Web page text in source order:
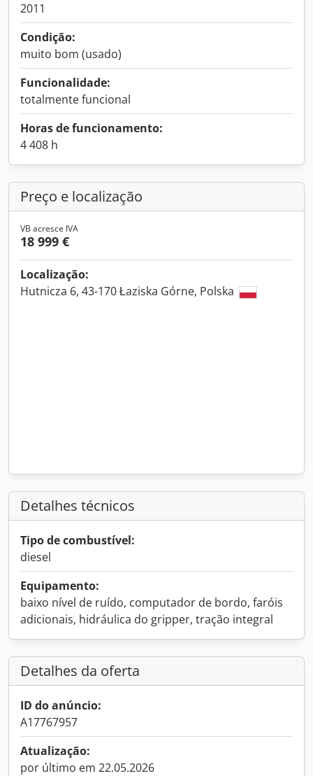
2011
Condição:
muito bom (usado)
Funcionalidade:
totalmente funcional
Horas de funcionamento:
4 408 h
Preço e localização
VB acresce IVA
18 999 €
Localização:
Hutnicza 6, 43-170 Łaziska Górne, Polska
Detalhes técnicos
Tipo de combustível:
diesel
Equipamento:
baixo nível de ruído, computador de bordo, faróis
adicionais, hidráulica do gripper, tração integral
Detalhes da oferta
ID do anúncio:
A17767957
Atualização:
por último em 22.05.2026